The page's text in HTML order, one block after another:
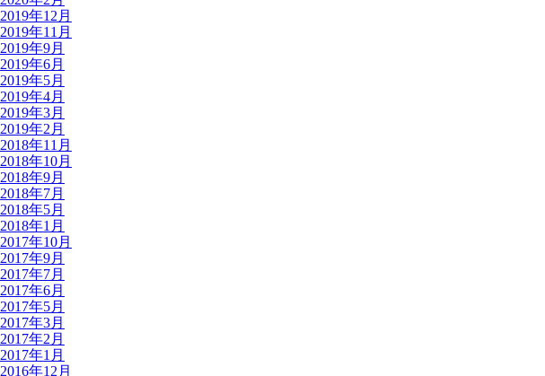
2019年12月
2019年11月
2019年9月
2019年6月
2019年5月
2019年4月
2019年3月
2019年2月
2018年11月
2018年10月
2018年9月
2018年7月
2018年5月
2018年1月
2017年10月
2017年9月
2017年7月
2017年6月
2017年5月
2017年3月
2017年2月
2017年1月
2016年12月